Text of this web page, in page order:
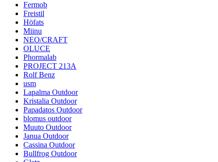
Fermob
Freistil
Höfats
Miinu
NEO/CRAFT
OLUCE
Phormalab
PROJECT 213A
Rolf Benz
usm
Lapalma Outdoor
Kristalia Outdoor
Papadatos Outdoor
blomus outdoor
Muuto Outdoor
Janua Outdoor
Cassina Outdoor
Bullfrog Outdoor